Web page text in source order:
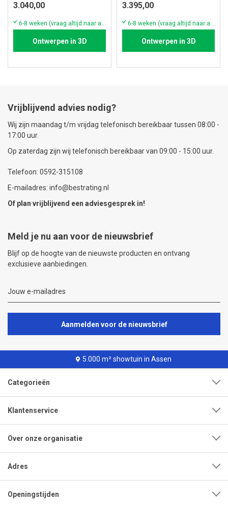
3.040,00
Ontwerpen in 3D
3.395,00
Ontwerpen in 3D
Vrijblijvend advies nodig?
Wij zijn maandag t/m vrijdag telefonisch bereikbaar tussen 08:00 -
17:00 uur.
Op zaterdag zijn wij telefonisch bereikbaar van 09:00 - 15:00 uur.
Telefoon: 0592-315108
E-mailadres: info@bestrating.nl
Of plan vrijblijvend een adviesgesprek in!
Meld je nu aan voor de nieuwsbrief
Blijf op de hoogte van de nieuwste producten en ontvang
exclusieve aanbiedingen.
Aanmelden voor de nieuwsbrief
5.000 m² showtuin in Assen
Categorieën
Klantenservice
Over onze organisatie
Adres
Openingstijden